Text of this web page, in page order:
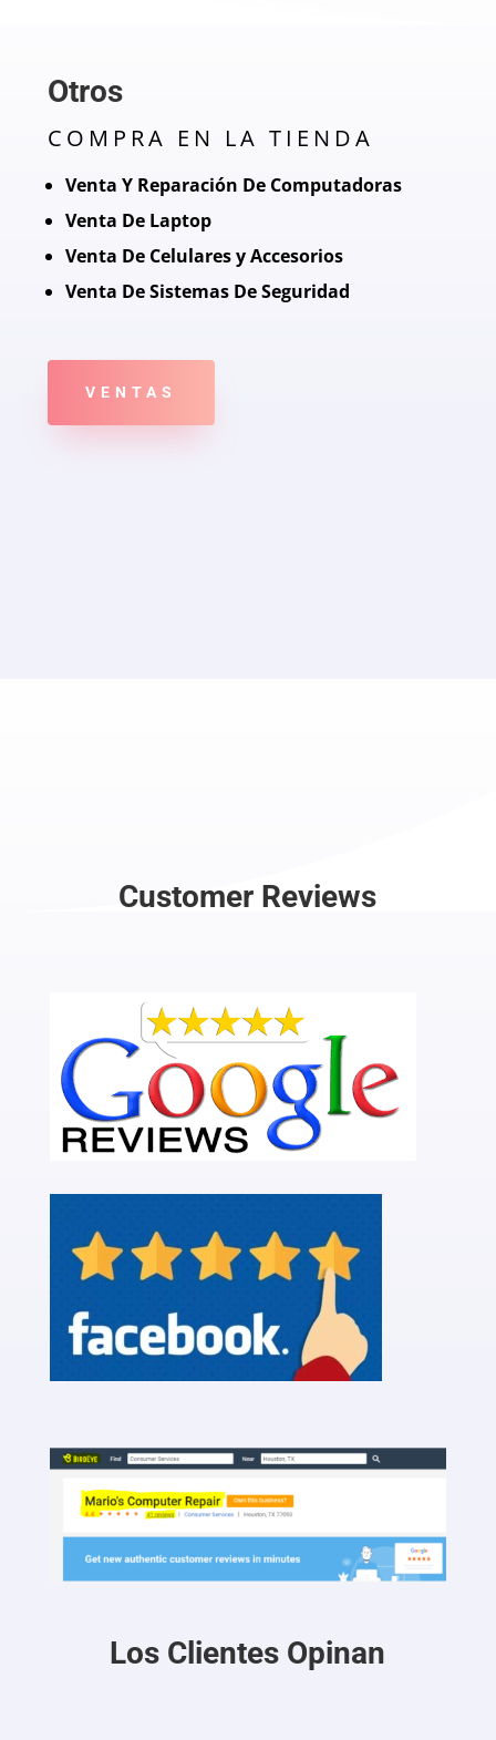
Otros
COMPRA EN LA TIENDA
Venta Y Reparación De Computadoras
Venta De Laptop
Venta De Celulares y Accesorios
Venta De Sistemas De Seguridad
VENTAS
Customer Reviews
Los Clientes Opinan